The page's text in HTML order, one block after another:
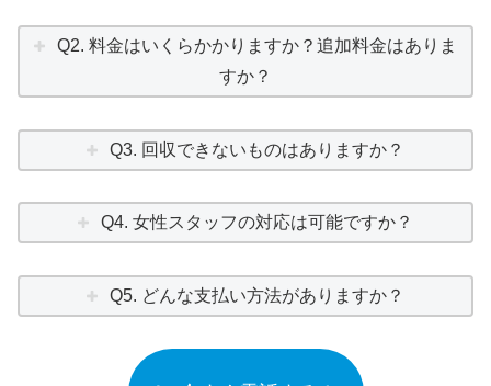
Q2. 料金はいくらかかりますか？追加料金はありま
すか？
Q3. 回収できないものはありますか？
Q4. 女性スタッフの対応は可能ですか？
Q5. どんな支払い方法がありますか？